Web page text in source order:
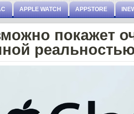
APPLE WATCH APPSTORE
покажет